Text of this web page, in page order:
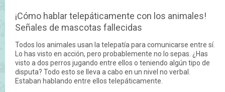
¡Cómo hablar telepáticamente con los animales!
Señales de mascotas fallecidas
Todos los animales usan la telepatía para comunicarse entre sí.
Lo has visto en acción, pero probablemente no lo sepas. ¿Has
visto a dos perros jugando entre ellos o teniendo algún tipo de
disputa? Todo esto se lleva a cabo en un nivel no verbal.
Estaban hablando entre ellos telepáticamente.